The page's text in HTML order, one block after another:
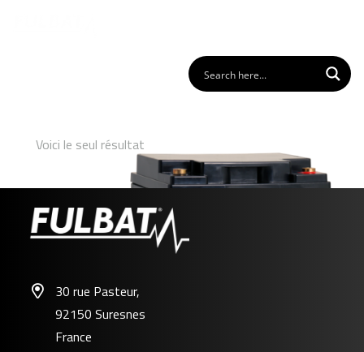
Voici le seul résultat
30 rue Pasteur,
92150 Suresnes
France